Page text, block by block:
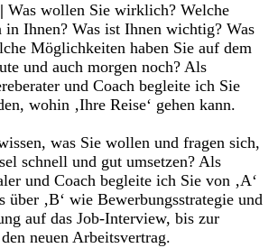
Was wollen Sie wirklich? Welche
in Ihnen? Was ist Ihnen wichtig? Was
Möglichkeiten haben Sie auf dem
und auch morgen noch? Als
und Coach begleite ich Sie
wohin ‚Ihre Reise‘ gehen kann.
was Sie wollen und fragen sich,
schnell und gut umsetzen? Als
und Coach begleite ich Sie von ‚A‘
über ‚B‘ wie Bewerbungsstrategie und
auf das Job-Interview, bis zur
neuen Arbeitsvertrag.